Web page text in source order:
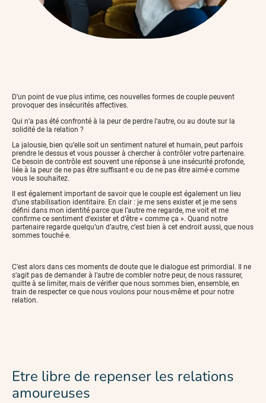
D’un point de vue plus intime, ces nouvelles formes de couple peuvent
provoquer des insécurités affectives.
Qui n’a pas été confronté à la peur de perdre l’autre, ou au doute sur la
solidité de la relation ?
La jalousie, bien qu’elle soit un sentiment naturel et humain, peut parfois
prendre le dessus et vous pousser à chercher à contrôler votre partenaire.
Ce besoin de contrôle est souvent une réponse à une insécurité profonde,
liée à la peur de ne pas être suffisant·e ou de ne pas être aimé·e comme
vous le souhaitez.
Il est également important de savoir que le couple est également un lieu
d’une stabilisation identitaire. En clair : je me sens exister et je me sens
défini dans mon identité parce que l’autre me regarde, me voit et me
confirme ce sentiment d’exister et d’être « comme ça ». Quand notre
partenaire regarde quelqu’un d’autre, c’est bien à cet endroit aussi, que nous
sommes touché·e.
C’est alors dans ces moments de doute que le dialogue est primordial. Il ne
s’agit pas de demander à l’autre de combler notre peur, de nous rassurer,
quitte à se limiter, mais de vérifier que nous sommes bien, ensemble, en
train de respecter ce que nous voulons pour nous-même et pour notre
relation.
Etre libre de repenser les relations
amoureuses